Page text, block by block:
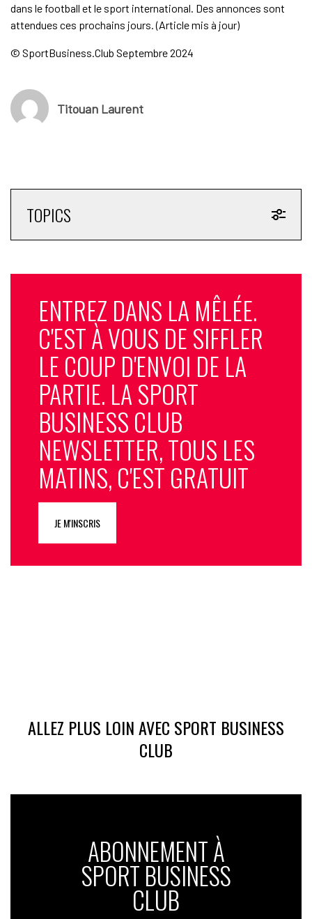
dans le football et le sport international. Des annonces sont
attendues ces prochains jours. (Article mis à jour)
© SportBusiness.Club Septembre 2024
Titouan Laurent
TOPICS
ENTREZ DANS LA MÊLÉE.
C'EST À VOUS DE SIFFLER
LE COUP D'ENVOI DE LA
PARTIE. LA SPORT
BUSINESS CLUB
NEWSLETTER, TOUS LES
MATINS, C'EST GRATUIT
JE M'INSCRIS
ALLEZ PLUS LOIN AVEC SPORT BUSINESS
CLUB
ABONNEMENT À
SPORT BUSINESS
CLUB